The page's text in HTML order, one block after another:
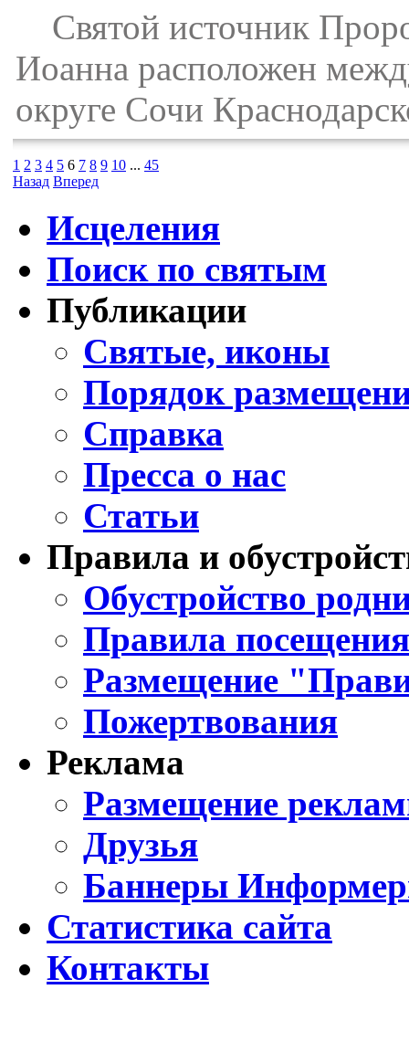
Святой источник
Иоанна расположен
округе Сочи
1 2 3 4 5 6 7 8 9 10 ... 45
Назад Вперед
Исцеления
Поиск по святым
Публикации
Святые, иконы
Порядок
Справка
Пресса о нас
Статьи
Правила и
Обустройство
Правила
Размещение
Пожертвования
Реклама
Размещение
Друзья
Баннеры
Статистика сайта
Контакты